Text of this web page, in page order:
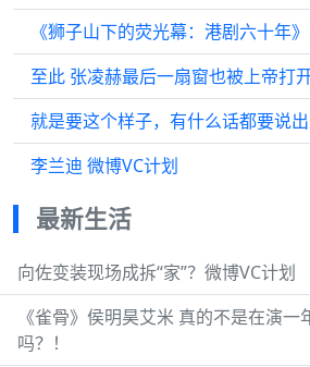
至此 张凌赫最后一扇窗也被上帝打
李兰迪 微博VC计划
最新生活
向佐变装现场成拆“家”？微博VC计划
《雀骨》侯明昊艾米 真的不是在演
吗？！